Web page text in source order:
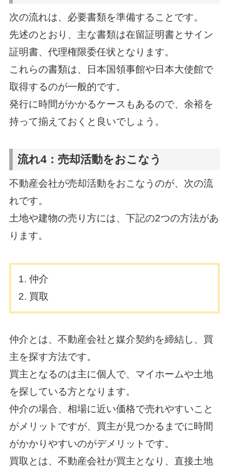
次の流れは、必要書類を準備することです。
先述のとおり、主な書類は在留証明書とサイン
証明書、代理権限委任状となります。
これらの書類は、日本国領事館や日本大使館で
取得するのが一般的です。
発行に時間がかかるケースもあるので、余裕を
持って揃えておくと良いでしょう。
流れ4：売却活動をおこなう
不動産会社が売却活動をおこなうのが、次の流
れです。
土地や建物の売り方には、下記の2つの方法があ
ります。
仲介
買取
仲介とは、不動産会社と媒介契約を締結し、買
主を探す方法です。
買主となるのは主に個人で、マイホームや土地
を探している方となります。
仲介の場合、相場に近い価格で売れやすいこと
がメリットですが、買主が見つかるまでに時間
がかかりやすいのがデメリットです。
買取とは、不動産会社が買主となり、直接土地